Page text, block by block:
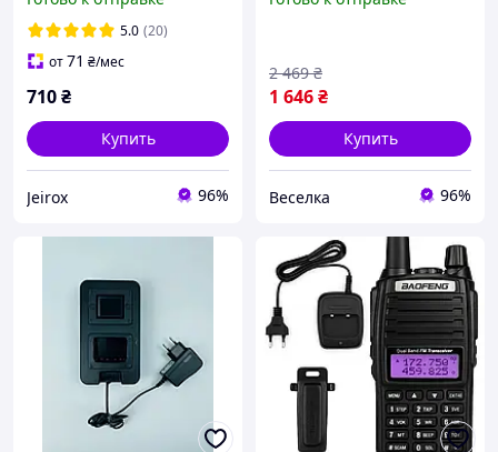
Расстояние 10 км /
Профессиональные 16
каналов
5.0 (20)
от71 ₴/мес
710₴
Купить
Jeirox 96%
дальность связи до 5 км
1 646₴
2 469 ₴
Купить
Веселка 96%